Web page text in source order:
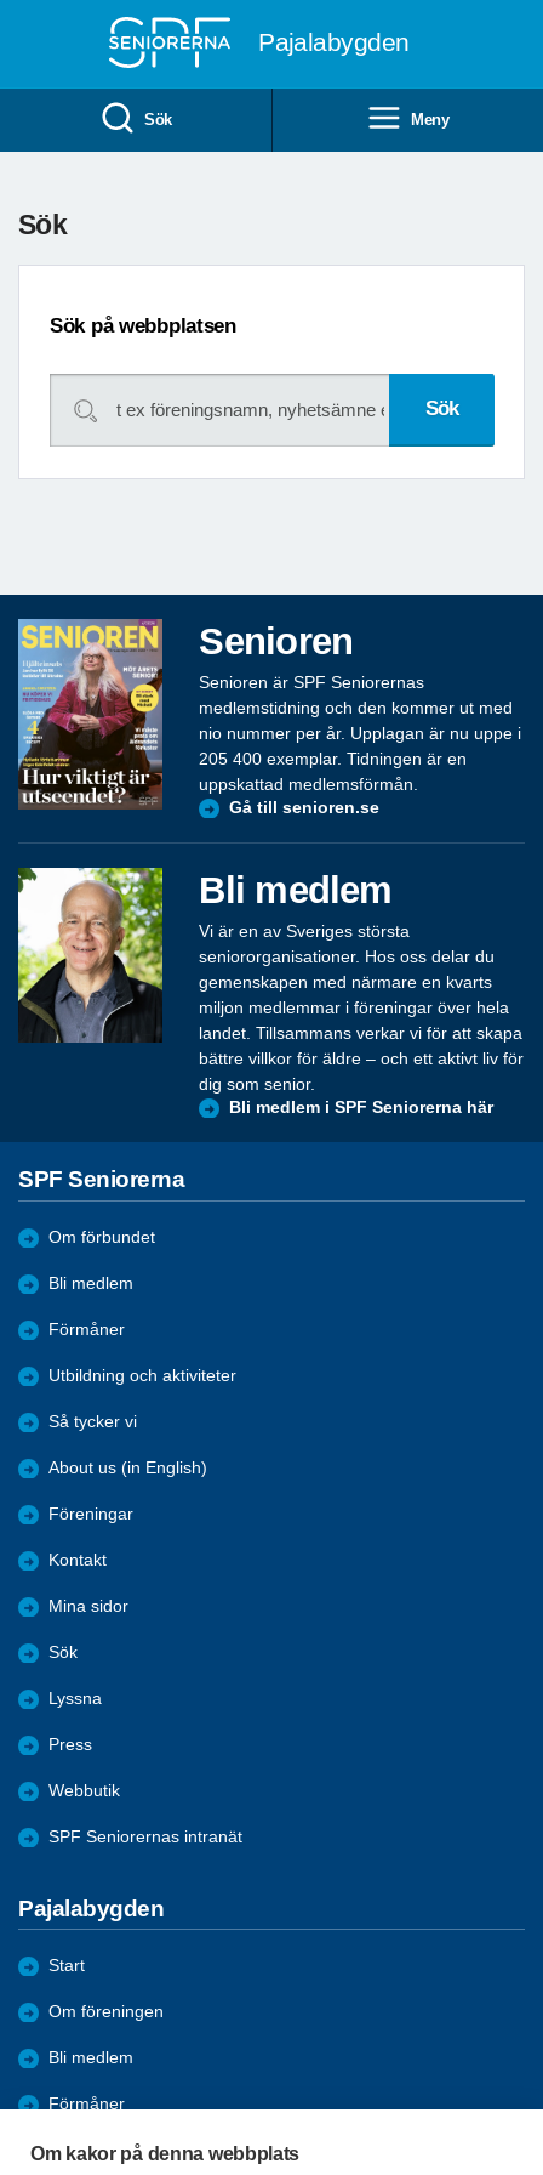
Om kakor på denna webbplats
Pajalabygden
Sök Meny
Sök
Sök på webbplatsen
Senioren
Senioren är SPF Seniorernas
medlemstidning och den kommer ut med
nio nummer per år. Upplagan är nu uppe i
205 400 exemplar. Tidningen är en
uppskattad medlemsförmån.
Gå till senioren.se
Bli medlem
Vi är en av Sveriges största
seniororganisationer. Hos oss delar du
gemenskapen med närmare en kvarts
miljon medlemmar i föreningar över hela
landet. Tillsammans verkar vi för att skapa
bättre villkor för äldre – och ett aktivt liv för
dig som senior.
Bli medlem i SPF Seniorerna här
SPF Seniorerna
Om förbundet
Bli medlem
Förmåner
Utbildning och aktiviteter
Så tycker vi
About us (in English)
Föreningar
Kontakt
Mina sidor
Sök
Lyssna
Press
Webbutik
SPF Seniorernas intranät
Pajalabygden
Start
Om föreningen
Bli medlem
Förmåner
Aktiviteter